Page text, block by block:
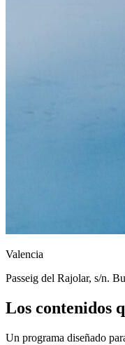
Valencia
Passeig del Rajolar, s/n.
Los contenidos
Un programa diseñado